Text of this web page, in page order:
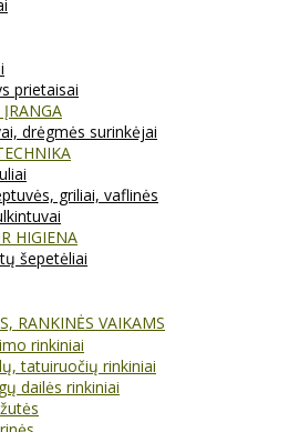
prietaisai
drėgmės surinkėjai
griliai, vaflinės
HIGIENA
šepetėliai
RANKINĖS VAIKAMS
rinkiniai
tatuiruočių rinkiniai
dailės rinkiniai